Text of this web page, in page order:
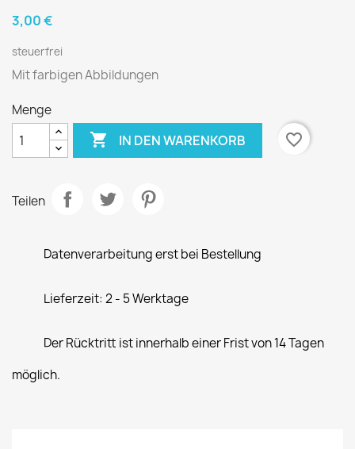
3,00 €
steuerfrei
Mit farbigen Abbildungen
Menge
 IN DEN WARENKORB favorite_border
Teilen
Datenverarbeitung erst bei Bestellung
Lieferzeit: 2 - 5 Werktage
Der Rücktritt ist innerhalb einer Frist von 14 Tagen
möglich.